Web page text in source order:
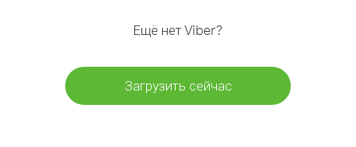
Ещё нет Viber?
Загрузить сейчас